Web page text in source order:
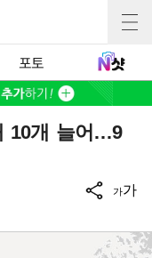
포토
10개 늘어…9
가가